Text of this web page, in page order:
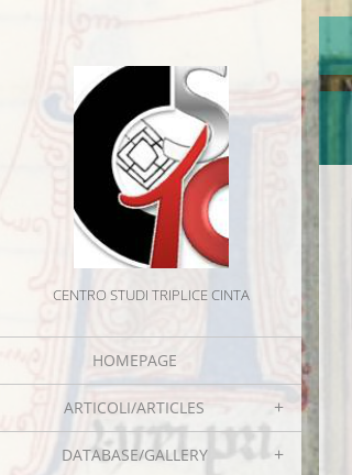
CENTRO STUDI TRIPLICE CINTA
HOMEPAGE
ARTICOLI/ARTICLES
DATABASE/GALLERY